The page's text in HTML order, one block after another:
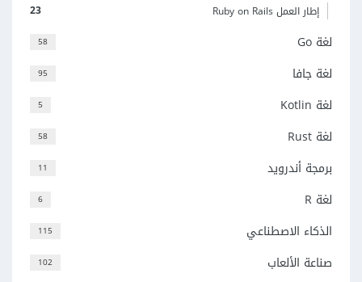
23 إطار العمل Ruby on Rails
58 لغة Go
95 لغة جافا
5 لغة Kotlin
58 لغة Rust
11 برمجة أندرويد
6 لغة R
115 الذكاء الاصطناعي
102 صناعة الألعاب